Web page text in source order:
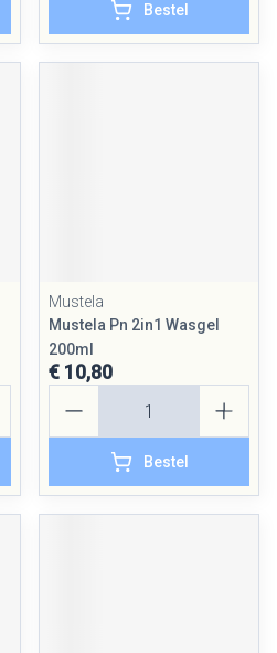
Bestel
Mustela
Mustela Pn 2in1 Wasgel
200ml
€ 10,80
Bestel